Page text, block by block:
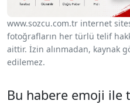
www.sozcu.com.tr internet
fotoğrafların her türlü telif
aittir. İzin alınmadan, kaynak
edilemez.
Bu habere emoji ile